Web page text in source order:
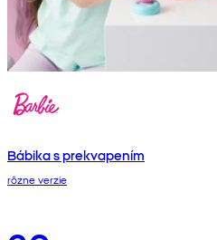
Bábika s prekvapením
rôzne verzie